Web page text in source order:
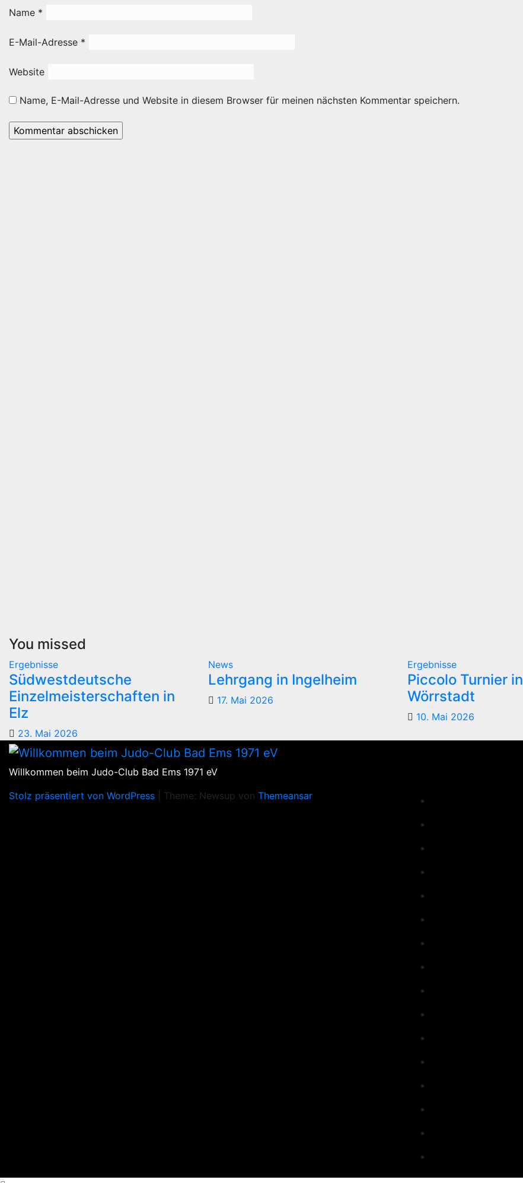
Name *
E-Mail-Adresse *
Website
Name, E-Mail-Adresse und Website in diesem Browser für meinen nächsten Kommentar speichern.
You missed
Ergebnisse
Südwestdeutsche
Einzelmeisterschaften in
Elz
23. Mai 2026
News
Lehrgang in Ingelheim
17. Mai 2026
Ergebnisse
Piccolo Turnier in
Wörrstadt
10. Mai 2026
Willkommen beim Judo-Club Bad Ems 1971 eV
Stolz präsentiert von WordPress
Theme: Newsup von Themeansar